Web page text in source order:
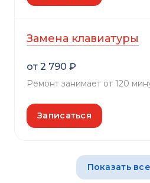
Замена клавиатуры
от 2 790 ₽
Ремонт занимает от 120
Записаться
Показать